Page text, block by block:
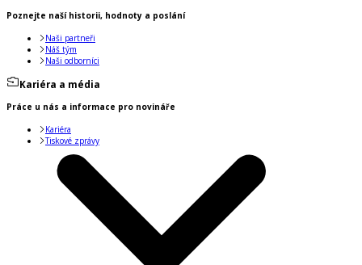
Poznejte naší historii, hodnoty a poslání
Naši partneři
Náš tým
Naši odborníci
Kariéra a média
Práce u nás a informace pro novináře
Kariéra
Tiskové zprávy